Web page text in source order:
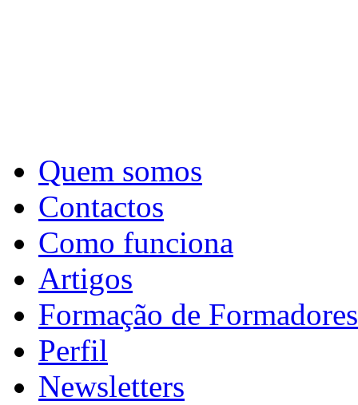
Quem somos
Contactos
Como funciona
Artigos
Formação de Formadores
Perfil
Newsletters